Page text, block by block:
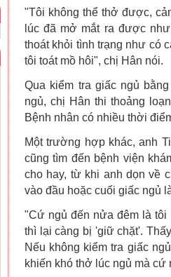
"Tôi không thể thở được,
lúc đã mở mắt ra được
thoát khỏi tình trạng như có
tôi toát mồ hôi", chị Hân nói.
Qua kiểm tra giấc ngủ
ngủ, chị Hân thi thoảng
Bệnh nhân có nhiều thời
Một trường hợp khác,anh
cũng tìm đến bệnh viện
cho hay, từ khi anh dọn về
vào đầu hoặc cuối giấc ngủ
"Cứ ngủ đến nửa đêm là
thì lại càng bị 'giữ chặt'.
Nếu không kiểm tra giấc
khiến khó thở lúc ngủ mà cứ